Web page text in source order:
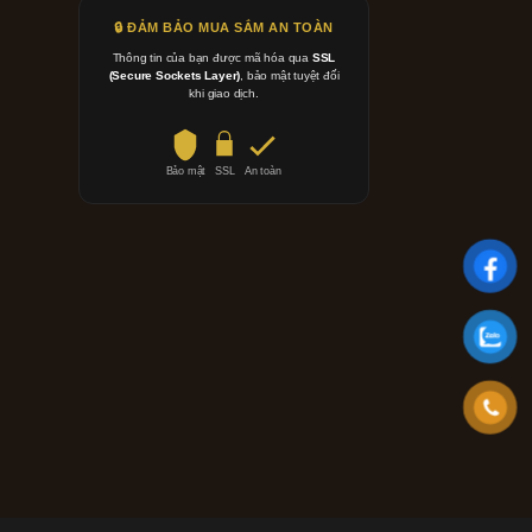
🔒 ĐẢM BẢO MUA SẮM AN TOÀN
Thông tin của bạn được mã hóa qua SSL
(Secure Sockets Layer) , bảo mật tuyệt đối
khi giao dịch.
Bảo mật SSL An toàn